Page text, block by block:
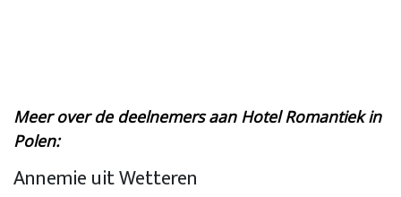
Meer over de deelnemers aan Hotel Romantiek in
Polen:
Annemie uit Wetteren